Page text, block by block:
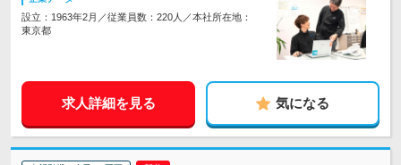
設立：1963年2月／従業員数：220人／本社所在地：
東京都
求人詳細を見る 気になる